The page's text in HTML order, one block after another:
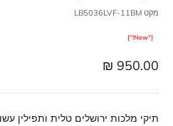
מקט LB5036LVF-11BM
["New!"]
מחיר מבצע
950.00 ₪
תיקי מלכות ירושלים טלית ותפילין